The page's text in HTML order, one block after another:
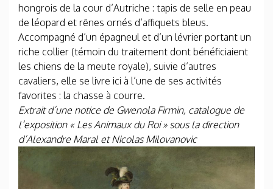
hongrois de la cour d’Autriche : tapis de selle en peau
de léopard et rênes ornés d’affiquets bleus.
Accompagné d’un épagneul et d’un lévrier portant un
riche collier (témoin du traitement dont bénéficiaient
les chiens de la meute royale), suivie d’autres
cavaliers, elle se livre ici à l’une de ses activités
favorites : la chasse à courre.
Extrait d’une notice de Gwenola Firmin, catalogue de
l’exposition « Les Animaux du Roi » sous la direction
d’Alexandre Maral et Nicolas Milovanovic